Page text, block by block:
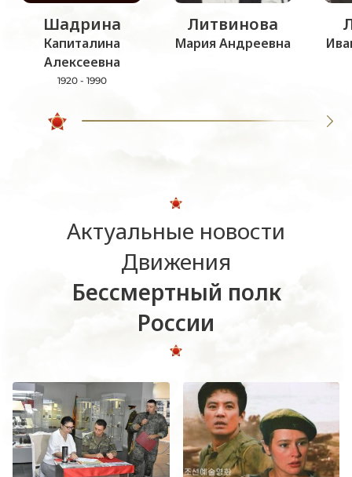
Шадрина
Капиталина
Алексеевна
1920 - 1990
Литвинова
Мария Андреевна
Актуальные новости
Движения
Бессмертный полк
России